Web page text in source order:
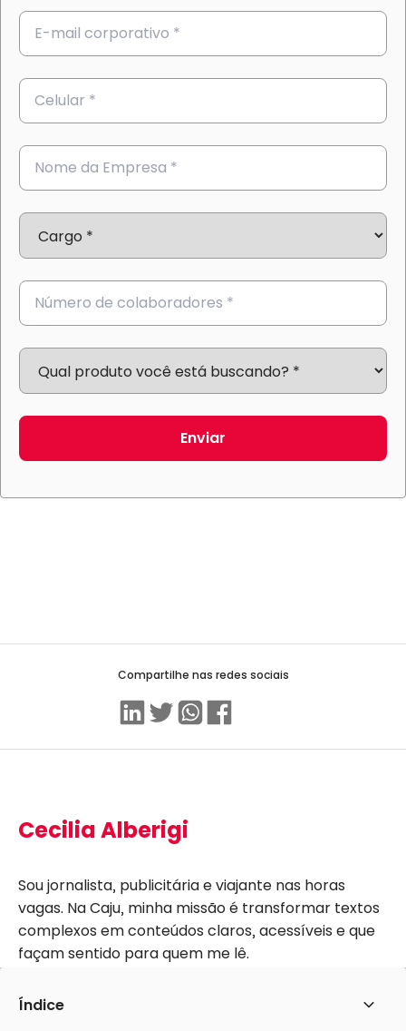
Índice
Enviar
Compartilhe nas redes sociais
LinkedinTwitterWhatsApp
Facebook
Cecilia Alberigi
Sou jornalista, publicitária e viajante nas horas
vagas. Na Caju, minha missão é transformar textos
complexos em conteúdos claros, acessíveis e que
façam sentido para quem me lê.